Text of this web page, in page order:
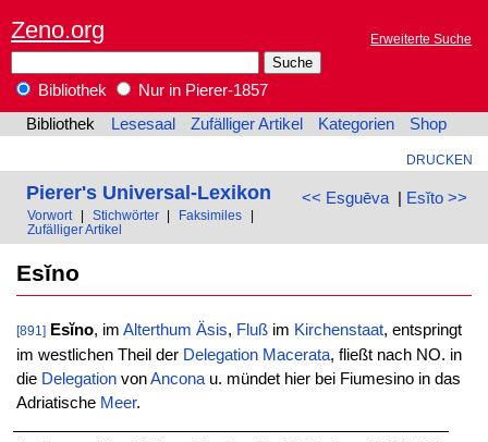
Zeno.org Erweiterte Suche
Bibliothek
Nur in Pierer-1857
Bibliothek
Lesesaal Zufälliger Artikel Kategorien Shop
DRUCKEN
<< Esguēva| Esĭto >>
Pierer's Universal-Lexikon
Vorwort Stichwörter Faksimiles
Zufälliger Artikel
Esĭno
[891] Esĭno, im Alterthum Äsis, Flußim Kirchenstaat, entspringt
im westlichen Theil der Delegation Macerata, fließt nach NO. in
die DelegationvonAnconau. mündet hier bei Fiumesino in das
Adriatische Meer.